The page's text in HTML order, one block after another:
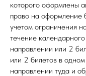
которого оформлены
право на оформление
учетом ограничения
течение
направлении или 2
или 2 билетов в
направлении туда и